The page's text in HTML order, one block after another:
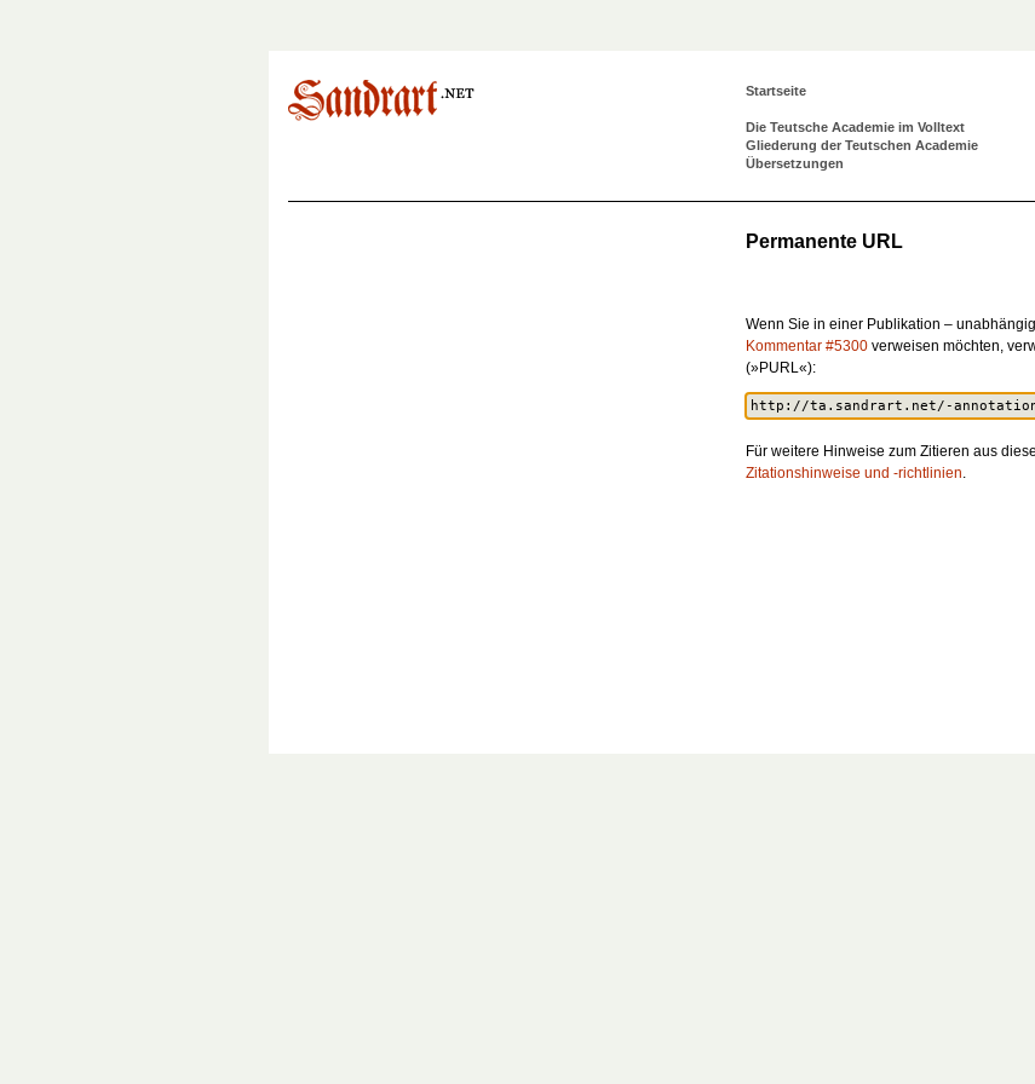
Startseite
Die Teutsche Academie im Volltext
Gliederung der Teutschen Academie
Übersetzungen
Permanente URL
Wenn Sie in einer Publikation –
Kommentar #5300 verweisen möchten,
(»PURL«):
Für weitere Hinweise zum Zitieren aus
Zitationshinweise und -richtlinien